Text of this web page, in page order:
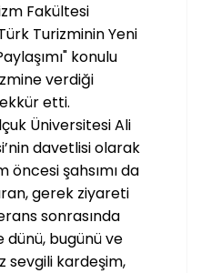
Fakültesi
Turizminin Yeni
konulu
verdiği
etti.
Üniversitesi Ali
davetlisi olarak
şahsımı da
gerek ziyareti
sonrasında
dünü, bugünü ve
sevgili kardeşim,